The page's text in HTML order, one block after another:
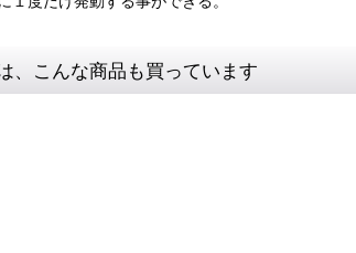
、こんな商品も買っています